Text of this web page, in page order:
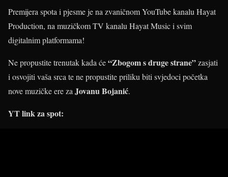
Premijera spota i pjesme je na zvaničnom YouTube kanalu Hayat
Production, na muzičkom TV kanalu Hayat Music i svim
digitalnim platformama!
Ne propustite trenutak kada će“Zbogom s druge strane”zasjati
i osvojiti vaša srca te ne propustite priliku biti svjedoci početka
nove muzičke ere za Jovanu Bojanić.
YT link za spot: